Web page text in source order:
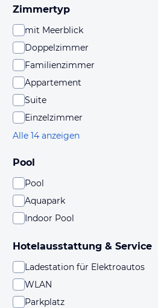
Zimmertyp
mit Meerblick
Doppelzimmer
Familienzimmer
Appartement
Suite
Einzelzimmer
Alle 14 anzeigen
Pool
Pool
Aquapark
Indoor Pool
Hotelausstattung & Service
Ladestation für Elektroautos
WLAN
Parkplatz